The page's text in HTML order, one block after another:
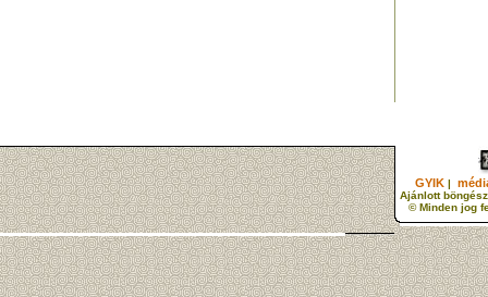
GYIK |
Ajánlott
© Minden jog